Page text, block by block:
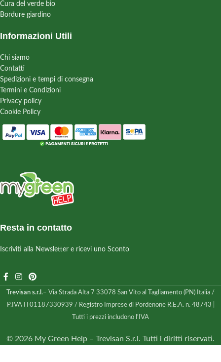
Cura del verde bio
Bordure giardino
Informazioni Utili
Chi siamo
Contatti
Spedizioni e tempi di consegna
Termini e Condizioni
Privacy policy
Cookie Policy
Resta in contatto
Iscriviti alla Newsletter e ricevi uno Sconto
Trevisan s.r.l.– Via Strada Alta 7 33078 San Vito al Tagliamento (PN) Italia /
P.IVA IT01187330939 / Registro Imprese di Pordenone R.E.A. n. 48743 |
Tutti i prezzi includono l'IVA
© 2026 My Green Help – Trevisan S.r.l. Tutti i diritti riservati.